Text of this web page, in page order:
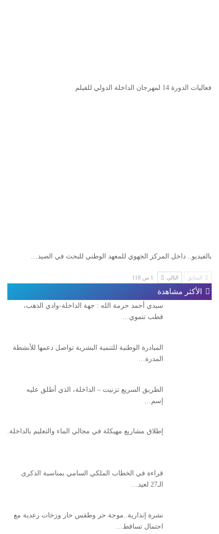
فعاليات الدورة 14 لمهرجان الداخلة الدولي للفيلم
بالفيديو.. داخل المركز الجهوي للمعهد الوطني للبحث في الصيد…
السابق التالي 1 من 118
الأكثر مشاهدة
سيدي أحمد حرمة الله : جهة الداخلة-وادي الذهب،
قطب تنموي…
المبادرة الوطنية للتنمية البشرية تواصل دعمها للأنشطة
المدرة…
الطريق السريع تزنيت – الداخلة، الذي أطلق عليه
إسم…
إطلاق مشاريع مهيكلة في مجالي الماء والتعليم بالداخلة.
قراءة في الخطاب الملكي السامي بمناسبة الذكرى
الـ27 لعيد…
نشرة إنذارية..موجة حر وطقس حار وزخات رعدية مع
احتمال تساقط…